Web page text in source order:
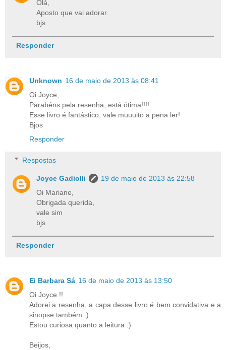
Olá,
Aposto que vai adorar.
bjs
Responder
Unknown 16 de maio de 2013 às 08:41
Oi Joyce,
Parabéns pela resenha, está ótima!!!!
Esse livro é fantástico, vale muuuito a pena ler!
Bjos
Responder
Respostas
Joyce Gadiolli
19 de maio de 2013 às 22:58
Oi Mariane,
Obrigada querida,
vale sim
bjs
Responder
Ei Barbara Sá 16 de maio de 2013 às 13:50
Oi Joyce !!
Adorei a resenha, a capa desse livro é bem convidativa e a
sinopse também :)
Estou curiosa quanto a leitura :)
Beijos,